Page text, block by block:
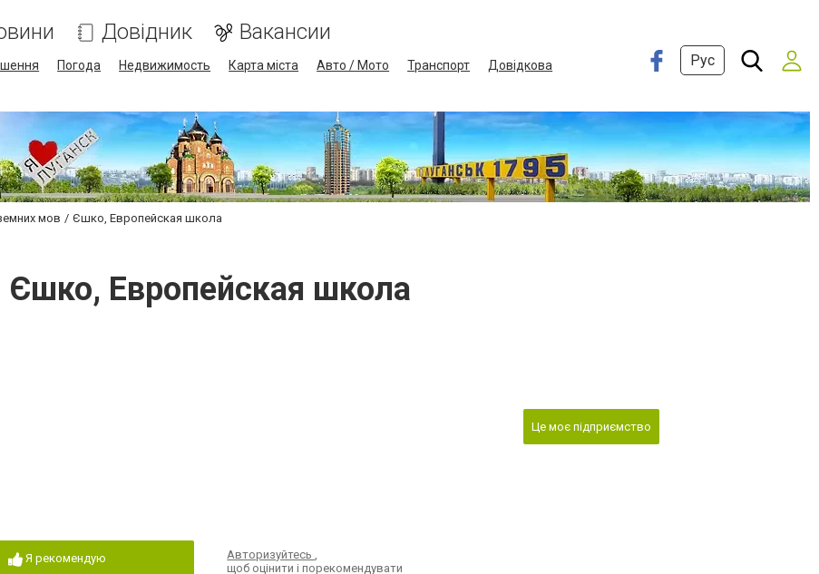
Довідник Вакансии
Погода Недвижимость Карта міста Авто / Мото Транспорт
Довідкова
Рус
мов Єшко, Европейская школа
Єшко, Европейская школа
Я рекомендую Авторизуйтесь,
щоб оцінити і порекомендувати
Це моє підприємство